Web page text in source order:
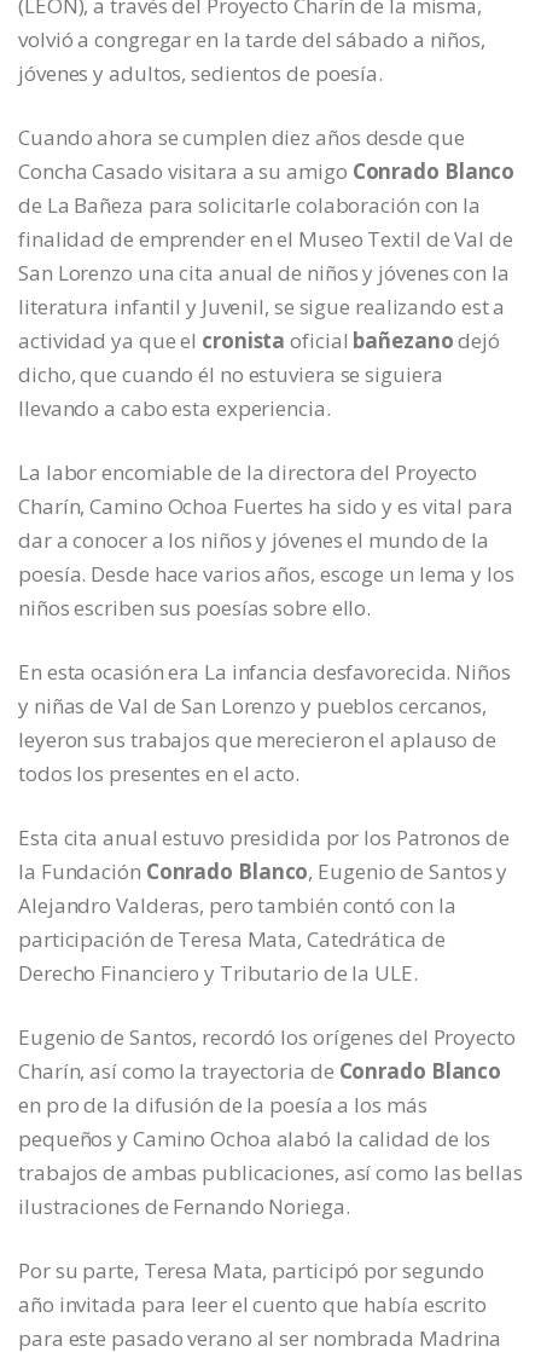
volvió a congregar en la tarde del sábado a niños,
jóvenes y adultos, sedientos de poesía.
Cuando ahora se cumplen diez años desde que
Concha Casado visitara a su amigo Conrado Blanco
de La Bañeza para solicitarle colaboración con la
finalidad de emprender en el Museo Textil de Val de
San Lorenzo una cita anual de niños y jóvenes con la
literatura infantil y Juvenil, se sigue realizando est a
actividad ya que el cronista oficial bañezanodejó
dicho, que cuando él no estuviera se siguiera
llevando a cabo esta experiencia.
La labor encomiable de la directora del Proyecto
Charín, Camino Ochoa Fuertes ha sido y es vital para
dar a conocer a los niños y jóvenes el mundo de la
poesía. Desde hace varios años, escoge un lema y los
niños escriben sus poesías sobre ello.
En esta ocasión era La infancia desfavorecida. Niños
y niñas de Val de San Lorenzo y pueblos cercanos,
leyeron sus trabajos que merecieron el aplauso de
todos los presentes en el acto.
Esta cita anual estuvo presidida por los Patronos de
la Fundación Conrado Blanco, Eugenio de Santos y
Alejandro Valderas, pero también contó con la
participación de Teresa Mata, Catedrática de
Derecho Financiero y Tributario de la ULE.
Eugenio de Santos, recordó los orígenes del Proyecto
Charín, así como la trayectoria de Conrado Blanco
en pro de la difusión de la poesía a los más
pequeños y Camino Ochoa alabó la calidad de los
trabajos de ambas publicaciones, así como las bellas
ilustraciones de Fernando Noriega.
Por su parte, Teresa Mata, participó por segundo
año invitada para leer el cuento que había escrito
para este pasado verano al ser nombrada Madrina